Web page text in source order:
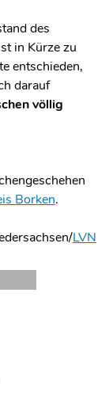
des
in Kürze zu
entschieden,
darauf
völlig
Borken.
LVN